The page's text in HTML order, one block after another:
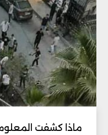
ماذا كشفت